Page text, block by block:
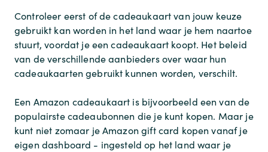
Controleer eerst of de cadeaukaart van jouw keuze
gebruikt kan worden in het land waar je hem naartoe
stuurt, voordat je een cadeaukaart koopt. Het beleid
van de verschillende aanbieders over waar hun
cadeaukaarten gebruikt kunnen worden, verschilt.
Een Amazon cadeaukaart is bijvoorbeeld een van de
populairste cadeaubonnen die je kunt kopen. Maar je
kunt niet zomaar je Amazon gift card kopen vanaf je
eigen dashboard - ingesteld op het land waar je